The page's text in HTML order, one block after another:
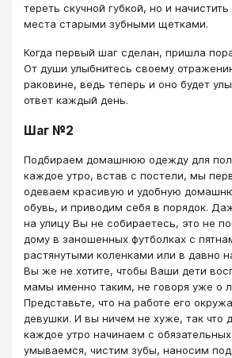
тереть скучной губкой, но и
места старыми зубными щетками.
Когда первый шаг сделан, пришла
От души улыбнитесь своему
раковине, ведь теперь и оно будет
ответ каждый день.
Шаг №2
Подбираем домашнюю одежду для
каждое утро, встав с постели, мы
одеваем красивую и удобную
обувь, и приводим себя в порядок.
на улицу Вы не собираетесь, это не
дому в заношенных футболках с
растянутыми коленками или в давно
Вы же не хотите, чтобы Ваши дети
мамы именно таким, не говоря уже о
Представьте, что на работе его
девушки. И вы ничем не хуже, так что
каждое утро начинаем с
умываемся, чистим зубы, наносим